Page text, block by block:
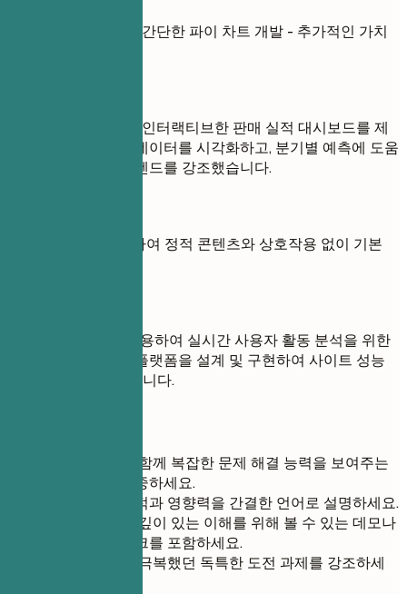
Tableau를 사용하여 간단한 파이 차트 개발 - 추가적인 가치
Tableau를 사용하여 인터랙티브한 판매 실적 대시보드를 제
작하여 지역별 판매 데이터를 시각화하고, 분기별 예측에 도움
이 되도록 계절별 트렌드를 강조했습니다.
HTML/CSS를 사용하여 정적 콘텐츠와 상호작용 없이 기본
D3.js와 Python을 사용하여 실시간 사용자 활동 분석을 위한
실시간 트래픽 분석 플랫폼을 설계 및 구현하여 사이트 성능
지표를 15% 개선했습니다.
명확한 결과와 함께 복잡한 문제 해결 능력을 보여주는
프로젝트에 집중하세요.
프로젝트의 목적과 영향력을 간결한 언어로 설명하세요.
작업물에 대한 깊이 있는 이해를 위해 볼 수 있는 데모나
포트폴리오 링크를 포함하세요.
프로젝트 중에 극복했던 독특한 도전 과제를 강조하세